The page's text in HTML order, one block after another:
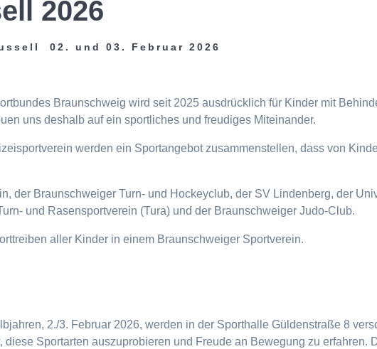
2026
02. und 03. Februar 2026
Braunschweig wird seit 2025 ausdrücklich für Kinder mit
uns deshalb auf ein sportliches und freudiges Miteinander.
werden ein Sportangebot zusammenstellen, dass von
der Braunschweiger Turn- und Hockeyclub, der SV Lindenberg, der
und Rasensportverein (Tura) und der Braunschweiger Judo-Club.
aller Kinder in einem Braunschweiger Sportverein.
2./3. Februar 2026, werden in der Sporthalle Güldenstraße 8
Sportarten auszuprobieren und Freude an Bewegung zu erfahren.